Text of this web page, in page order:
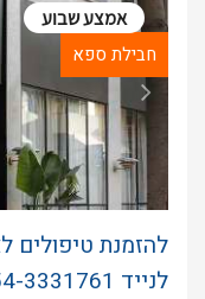
אמצע שבוע
חבילת ספא
להזמנת טיפולים
לנייד 054-3331761